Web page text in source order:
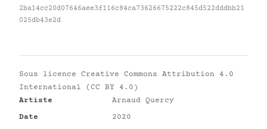
2ba14cc20d07646aee3f116c84ca73626675222c845d522dddbb21
025db43e2d
Sous licence Creative Commons Attribution 4.0
International (CC BY 4.0)
Artiste
Arnaud Quercy
Date
2020